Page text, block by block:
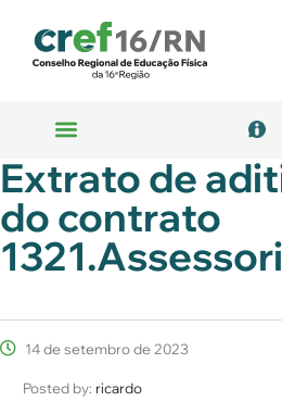
Extrato de
do contrato
14 de setembro de 2023
Posted by: ricardo